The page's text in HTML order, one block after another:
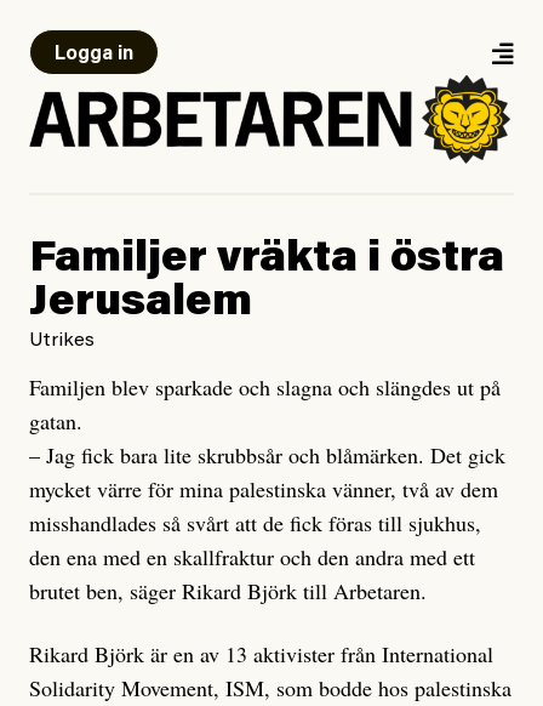
Logga in
Familjer vräkta i östra
Jerusalem
Utrikes
Familjen blev sparkade och slagna och slängdes ut på
gatan.
– Jag fick bara lite skrubbsår och blåmärken. Det gick
mycket värre för mina palestinska vänner, två av dem
misshandlades så svårt att de fick föras till sjukhus,
den ena med en skallfraktur och den andra med ett
brutet ben, säger Rikard Björk till Arbetaren.
Rikard Björk är en av 13 aktivister från International
Solidarity Movement, ISM, som bodde hos palestinska